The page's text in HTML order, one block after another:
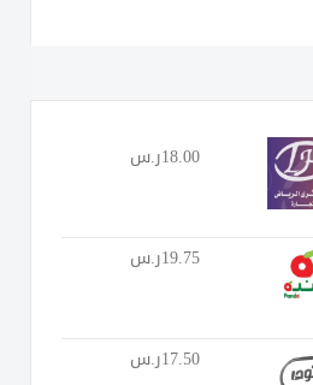
18.00ر.س
19.75ر.س
17.50ر.س